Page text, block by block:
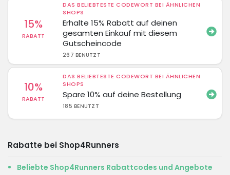
15%
RABATT
DAS BELIEBTESTE CODEWORT BEI ÄHNLICHEN
SHOPS
Erhalte 15% Rabatt auf deinen
gesamten Einkauf mit diesem
Gutscheincode
267 BENUTZT
10%
RABATT
DAS BELIEBTESTE CODEWORT BEI ÄHNLICHEN
SHOPS
Spare 10% auf deine Bestellung
185 BENUTZT
Rabatte bei Shop4Runners
Beliebte Shop4Runners Rabattcodes und Angebote